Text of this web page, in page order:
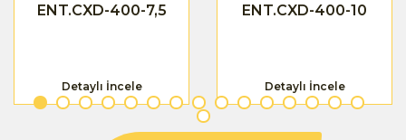
ENT.CXD-400-7,5
Detaylı İncele
ENT.CXD-400-10
Detaylı İncele